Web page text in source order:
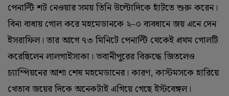
পেনাল্টি শট নেওয়ার সময় তিনি উল্টোদিকে হাঁটতে শুরু করেন।
বিনা বাধায় গোল করে মহমেডানকে ২–০ ব্যবধানে জয় এনে দেন
ইসরাফিল। তার আগে ৭৩ মিনিটে পেনাল্টি থেকেই প্রথম গোলটি
করেছিলেন লালগাইসাকা। ভবানীপুরের বিরুদ্ধে জিতলেও
চ্যাম্পিয়নের আশা শেষ মহমেডানের। কারণ, কাস্টমসকে হারিয়ে
খেতাব জয়ের দিকে অনেকটাই এগিয়ে গেছে ইস্টবেঙ্গল।